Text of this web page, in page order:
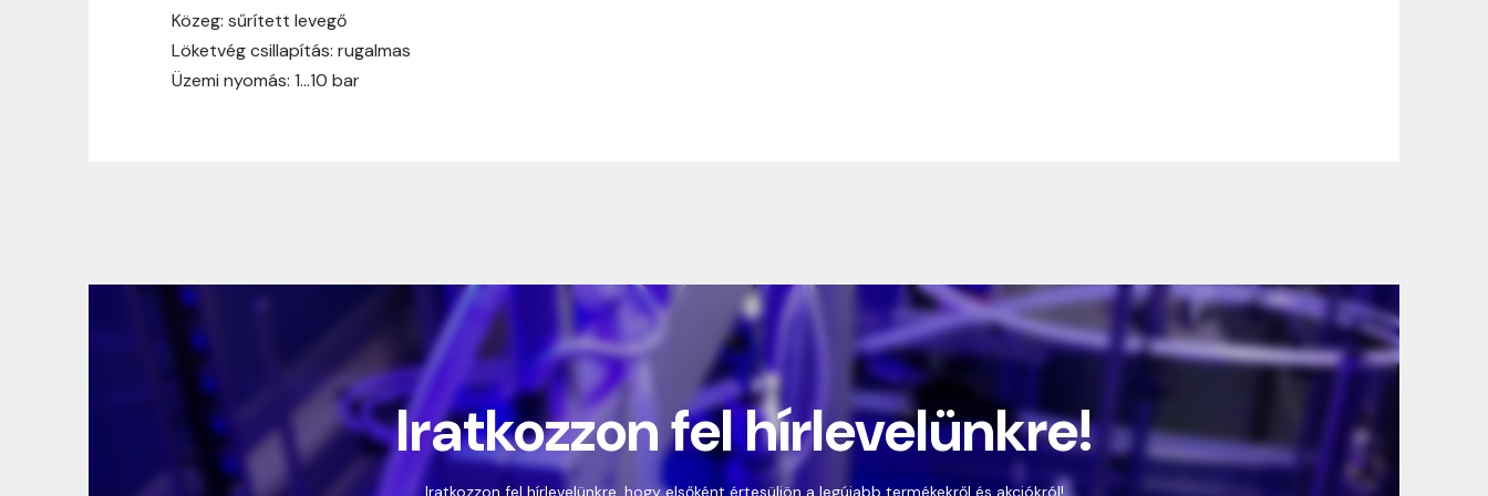
Közeg: sűrített levegő
Löketvég csillapítás: rugalmas
Üzemi nyomás: 1…10 bar
Iratkozzon fel hírlevelünkre!
Iratkozzon fel hírlevelünkre, hogy elsőként értesüljön a legújabb termékekről és akciókról!